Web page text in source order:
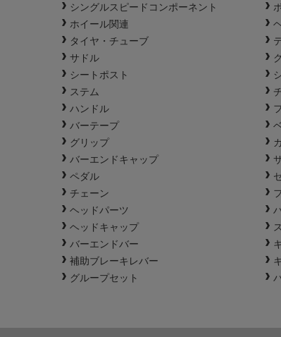
シングルスピードコンポーネント
ホイール関連
タイヤ・チューブ
サドル
シートポスト
ステム
ハンドル
バーテープ
グリップ
バーエンドキャップ
ペダル
チェーン
ヘッドパーツ
ヘッドキャップ
バーエンドバー
補助ブレーキレバー
グループセット